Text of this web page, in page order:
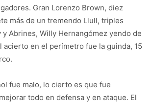
Gran Lorenzo Brown, diez
más de un tremendo Llull, triples
y Abrines, Willy Hernangómez yendo de
acierto en el perímetro fue la guinda, 15
fue malo, lo cierto es que fue
todo en defensa y en ataque. El